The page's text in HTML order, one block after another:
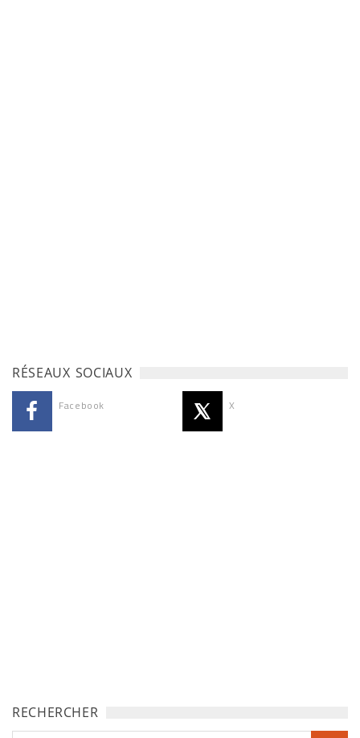
RÉSEAUX SOCIAUX
Facebook X
RECHERCHER